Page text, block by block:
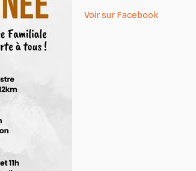
Voir sur Facebook